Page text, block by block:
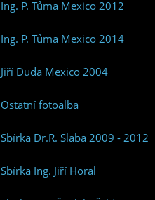
Ing. P. Tůma Mexico 2012
Ing. P. Tůma Mexico 2014
Jiří Duda Mexico 2004
Ostatní fotoalba
Sbírka Dr.R. Slaba 2009 - 2012
Sbírka Ing. Jiří Horal